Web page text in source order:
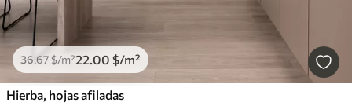
36.67$/m²22 .00 $/m²
Hierba, hojas afiladas